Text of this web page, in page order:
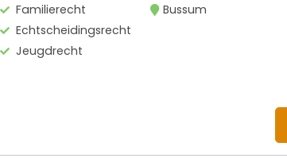
Familierecht
Echtscheidingsrecht
Jeugdrecht
Bussum